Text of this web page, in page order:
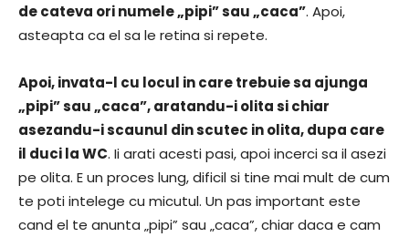
de cateva ori numele „pipi” sau „caca”. Apoi,
asteapta ca el sa le retina si repete.
Apoi, invata-l cu locul in care trebuie sa ajunga
„pipi” sau „caca”, aratandu-i olita si chiar
asezandu-i scaunul din scutec in olita, dupa care
il duci la WC. Ii arati acesti pasi, apoi incerci sa il asezi
pe olita. E un proces lung, dificil si tine mai mult de cum
te poti intelege cu micutul. Un pas important este
cand el te anunta „pipi” sau „caca”, chiar daca e cam